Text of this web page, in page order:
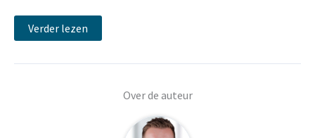
Verder lezen
Over de auteur